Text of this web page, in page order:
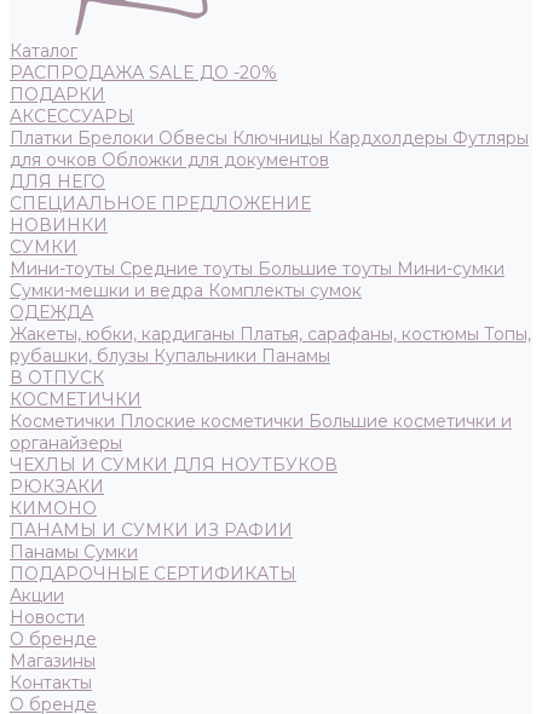
Каталог
РАСПРОДАЖА SALE ДО -20%
ПОДАРКИ
АКСЕССУАРЫ
Платки Брелоки Обвесы Ключницы Кардхолдеры Футляры
для очков Обложки для документов
ДЛЯ НЕГО
СПЕЦИАЛЬНОЕ ПРЕДЛОЖЕНИЕ
НОВИНКИ
СУМКИ
Мини-тоуты Средние тоуты Большие тоуты Мини-сумки
Сумки-мешки и ведра Комплекты сумок
ОДЕЖДА
Жакеты, юбки, кардиганы Платья, сарафаны, костюмы Топы,
рубашки, блузы Купальники Панамы
В ОТПУСК
КОСМЕТИЧКИ
Косметички Плоские косметички Большие косметички и
органайзеры
ЧЕХЛЫ И СУМКИ ДЛЯ НОУТБУКОВ
РЮКЗАКИ
КИМОНО
ПАНАМЫ И СУМКИ ИЗ РАФИИ
Панамы Сумки
ПОДАРОЧНЫЕ СЕРТИФИКАТЫ
Акции
Новости
О бренде
Магазины
Контакты
О бренде